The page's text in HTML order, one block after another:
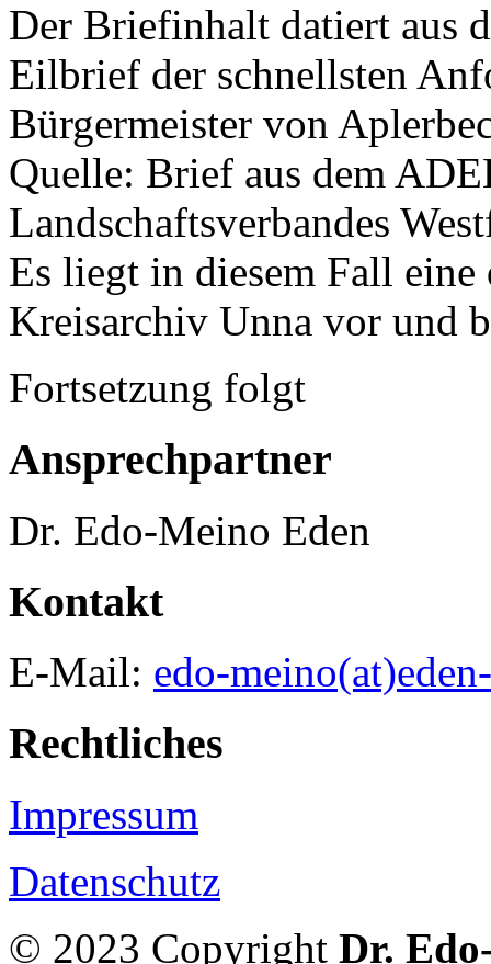
Der Briefinhalt datiert aus
Eilbrief der schnellsten
Bürgermeister von
Quelle: Brief aus dem
Landschaftsverbandes
Es liegt in diesem Fall
Kreisarchiv Unna vor und
Fortsetzung folgt
Ansprechpartner
Dr. Edo-Meino Eden
Kontakt
E-Mail: edo-
Rechtliches
Impressum
Datenschutz
© 2023 Copyright Dr.